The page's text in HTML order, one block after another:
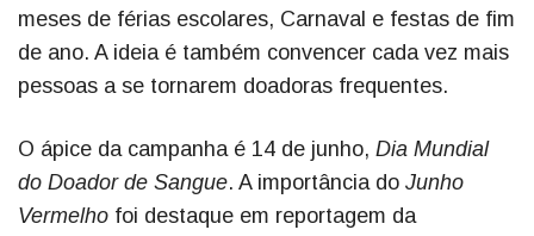
meses de férias escolares, Carnaval e festas de fim
de ano. A ideia é também convencer cada vez mais
pessoas a se tornarem doadoras frequentes.
O ápice da campanha é 14 de junho, Dia Mundial
do Doador de Sangue. A importância do Junho
Vermelho foi destaque em reportagem da